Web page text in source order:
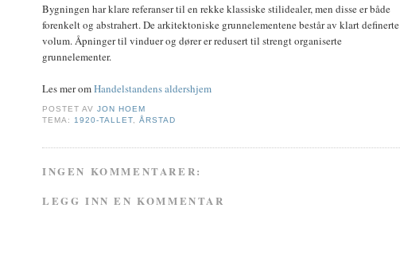
Bygningen har klare referanser til en rekke klassiske stilidealer, men disse er både
forenkelt og abstrahert. De arkitektoniske grunnelementene består av klart definerte
volum. Åpninger til vinduer og dører er redusert til strengt organiserte
grunnelementer.
Les mer omHandelstandens aldershjem
POSTET AVJON HOEM
TEMA:1920-TALLET,ÅRSTAD
INGEN KOMMENTARER:
LEGG INN EN KOMMENTAR